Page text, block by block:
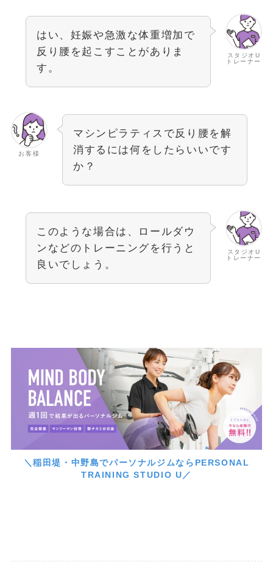
スタジオU
トレーナー
はい、妊娠や急激な体重増加で
反り腰を起こすことがありま
す。
お客様
マシンピラティスで反り腰を解
消するには何をしたらいいです
か？
スタジオU
トレーナー
このような場合は、ロールダウ
ンなどのトレーニングを行うと
良いでしょう。
＼稲田堤・中野島でパーソナルジムならPERSONAL
TRAINING STUDIO U／